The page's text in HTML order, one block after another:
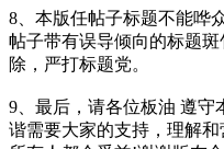
8、本版任帖子标题不能哗
帖子带有误导倾向的标题
除，严打标题党。
9、最后，请各位板油 遵守
谐需要大家的支持，理解